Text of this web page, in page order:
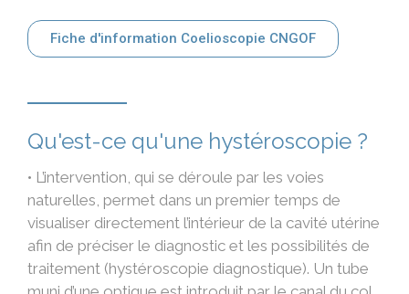
Fiche d'information Coelioscopie CNGOF
Qu'est-ce qu'une hystéroscopie ?
• L’intervention, qui se déroule par les voies
naturelles, permet dans un premier temps de
visualiser directement l’intérieur de la cavité utérine
afin de préciser le diagnostic et les possibilités de
traitement (hystéroscopie diagnostique). Un tube